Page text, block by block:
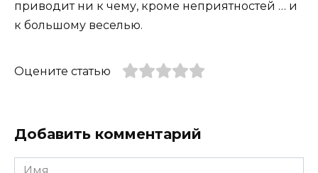
приводит ни к чему, кроме неприятностей … и
к большому веселью.
Оцените статью
Добавить комментарий
Имя